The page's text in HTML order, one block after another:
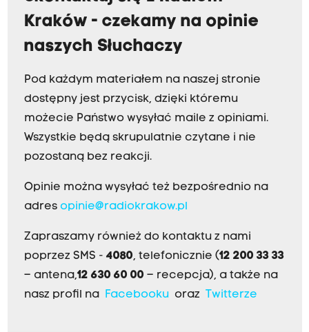
Kraków - czekamy na opinie
naszych Słuchaczy
Pod każdym materiałem na naszej stronie
dostępny jest przycisk, dzięki któremu
możecie Państwo wysyłać maile z opiniami.
Wszystkie będą skrupulatnie czytane i nie
pozostaną bez reakcji.
Opinie można wysyłać też bezpośrednio na
adres opinie@radiokrakow.pl
Zapraszamy również do kontaktu z nami
poprzez SMS - 4080, telefonicznie (12 200 33 33
– antena,12 630 60 00 – recepcja), a także na
nasz profil na Facebookuoraz Twitterze